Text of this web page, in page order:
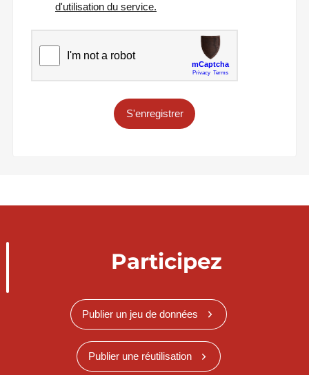
d'utilisation du service.
S'enregistrer
Participez
Publier un jeu de données
Publier une réutilisation